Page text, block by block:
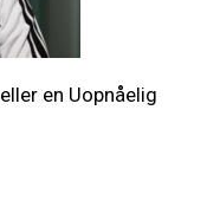
en Uopnåelig